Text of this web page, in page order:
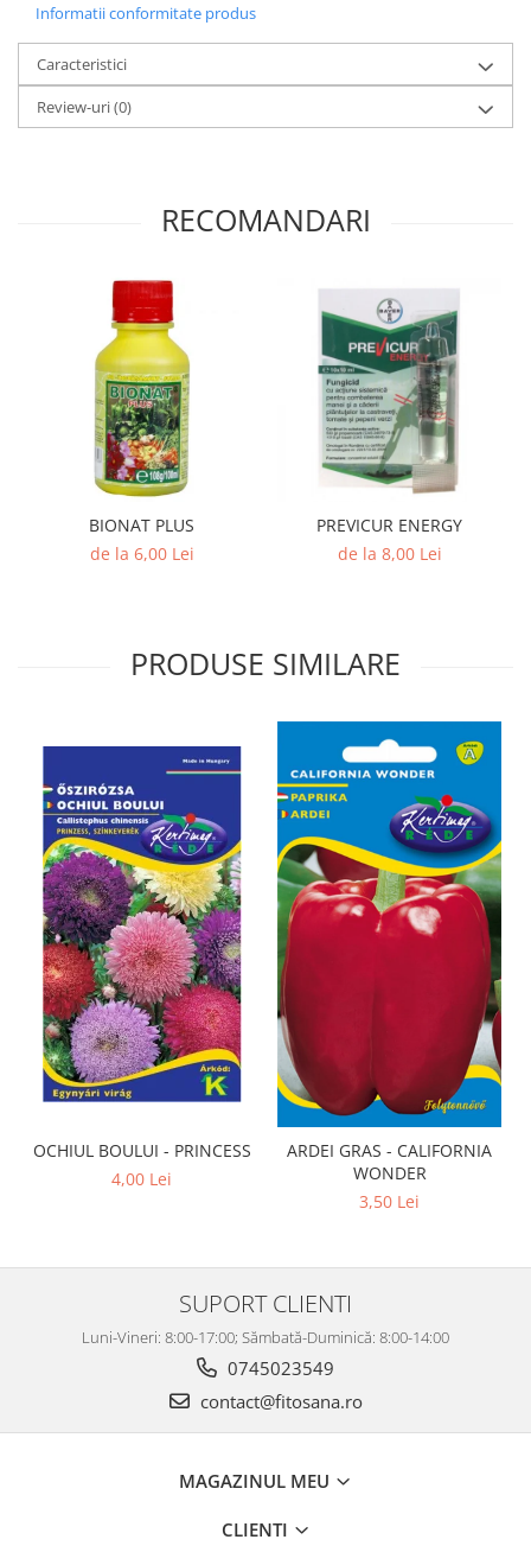
Informatii conformitate produs
Caracteristici
Review-uri(0)
RECOMANDARI
BIONAT PLUS
de la 6,00 Lei
PREVICUR ENERGY
de la 8,00 Lei
PRODUSE SIMILARE
OCHIUL BOULUI - PRINCESS
4,00 Lei
ARDEI GRAS - CALIFORNIA
WONDER
3,50 Lei
SUPORT CLIENTI
Luni-Vineri: 8:00-17:00; Sămbată-Duminică: 8:00-14:00
0745023549
contact@fitosana.ro
MAGAZINUL MEU
CLIENTI